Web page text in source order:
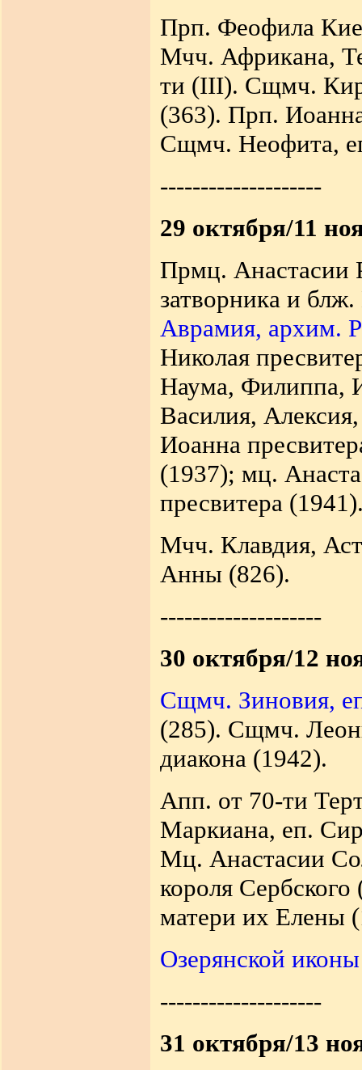
Прп. Феофила
Мчч. Африкана,
ти (III). Сщмч.
(363). Прп.
Сщмч. Неофита,
--------------------
29 октября/11
Прмц.
затворника и
Аврамия, архим.
Николая
Наума, Филиппа,
Василия,
Иоанна
(1937); мц.
пресвитера
Мчч. Клавдия,
Анны (826).
--------------------
30 октября/12
Сщмч. Зиновия,
(285). Сщмч.
диакона (1942).
Апп. от 70-ти
Маркиана, еп.
Мц. Анастасии
короля
матери их Елены
Озерянской
--------------------
31 октября/13